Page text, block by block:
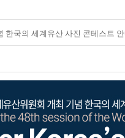
한국의 세계유산 사진 콘테스트